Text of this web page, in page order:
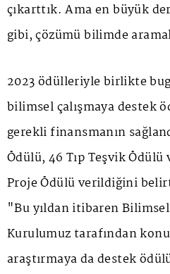
çıkarttık. Ama en büyük
gibi, çözümü bilimde
2023 ödülleriyle birlikte
bilimsel çalışmaya destek
gerekli finansmanın
Ödülü, 46 Tıp Teşvik Ödülü
Proje Ödülü verildiğini
"Bu yıldan itibaren
Kurulumuz tarafından
araştırmaya da destek